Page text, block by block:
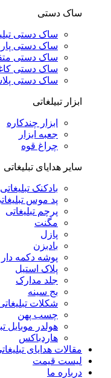
ساک دستی
ساک دستی
ساک دستی
ساک دستی
ساک دستی
ساک دستی
ابزار تبیلغاتی
ابزار چندکاره
جعبه ابزار
چراغ قوه
سایر هدایای تبلیغاتی
بادکنک تبلیغاتی
پد موس
پرچم تبلیغاتی
مگنت
پازل
بادبزن
پوشه دکمه دار
پلاک استیل
جلد مدارک
بج سینه
شکلات
چسب پهن
هولدر موبایل
هاردباکس
مقالات هدایای
لیست قیمت
درباره ما